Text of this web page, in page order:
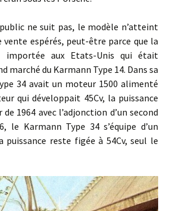
suit pas, le modèle n’atteint
vente espérés, peut-être parce que la
aux Etats-Unis qui était
marché du Karmann Type 14. Dans sa
34 avait un moteur 1500 alimenté
qui développait 45Cv, la puissance
1964 avec l’adjonction d’un second
le Karmann Type 34 s’équipe d’un
puissance reste figée à 54Cv, seul le